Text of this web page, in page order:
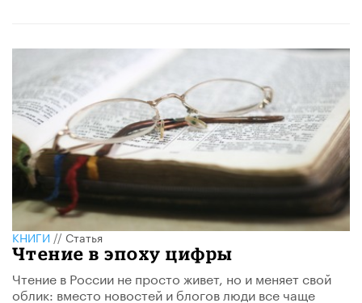
КНИГИ//Статья
Чтение в эпоху цифры
Чтение в России не просто живет, но и меняет свой
облик: вместо новостей и блогов люди все чаще